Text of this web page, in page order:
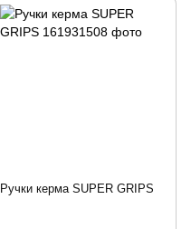
Ручки керма SUPER GRIPS